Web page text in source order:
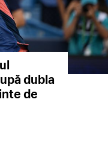
dubla
de